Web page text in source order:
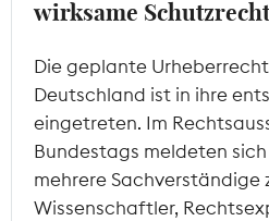
wirksame
Die geplante
Deutschland ist in ihre
eingetreten. Im
Bundestags meldeten sich
mehrere Sachverständige
Wissenschaftler,